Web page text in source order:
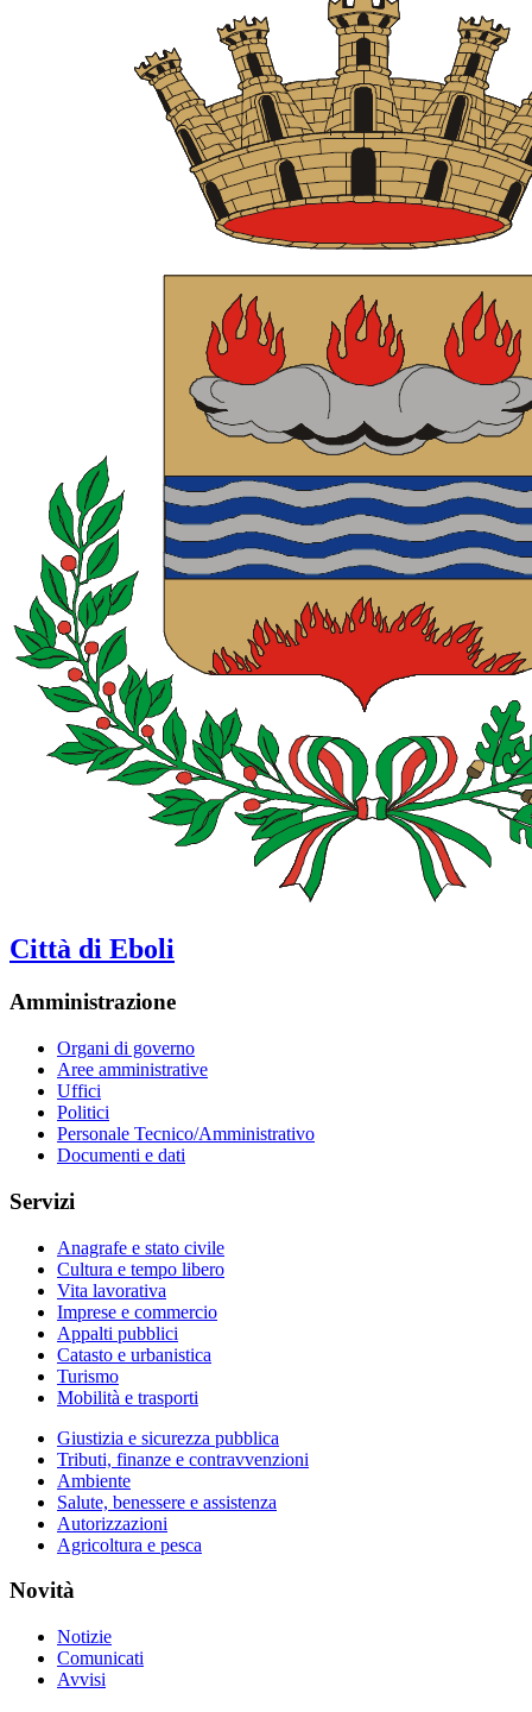
Città di Eboli
Amministrazione
Organi di governo
Aree amministrative
Uffici
Politici
Personale Tecnico/Amministrativo
Documenti e dati
Servizi
Anagrafe e stato civile
Cultura e tempo libero
Vita lavorativa
Imprese e commercio
Appalti pubblici
Catasto e urbanistica
Turismo
Mobilità e trasporti
Giustizia e sicurezza pubblica
Tributi, finanze e contravvenzioni
Ambiente
Salute, benessere e assistenza
Autorizzazioni
Agricoltura e pesca
Novità
Notizie
Comunicati
Avvisi